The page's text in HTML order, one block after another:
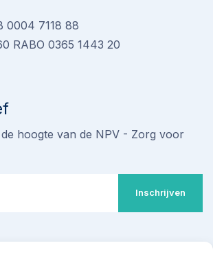
0004 7118 88
RABO 0365 1443 20
hoogte van de NPV - Zorg voor
Inschrijven